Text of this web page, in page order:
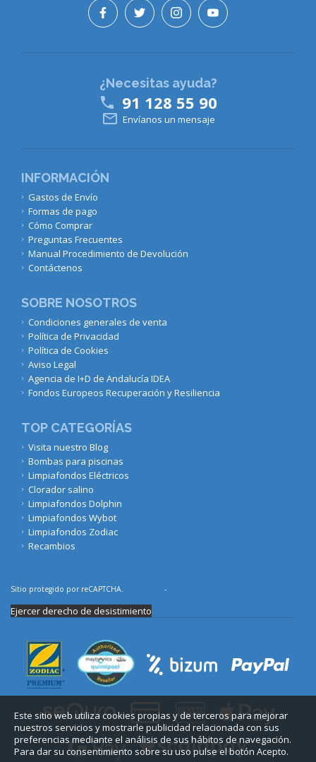
INFORMACIÓN
Gastos de Envío
Formas de pago
Cómo Comprar
Preguntas Frecuentes
Manual Procedimiento de Devolución
Contáctenos
SOBRE NOSOTROS
Condiciones generales de venta
Política de Privacidad
Política de Cookies
Aviso Legal
Agencia de I+D de Andalucía IDEA
Fondos Europeos Recuperación y Resiliencia
TOP CATEGORÍAS
Visita nuestro Blog
Bombas para piscinas
Limpiafondos Eléctricos
Clorador salino
Limpiafondos Dolphin
Limpiafondos Wybot
Limpiafondos Zodiac
Recambios
¿Necesitas ayuda?
 91 128 55 90
 Envíanos un mensaje
Este sitio web utiliza cookies propias y de terceros para mejorar
nuestros servicios y mostrarle publicidad relacionada con sus
preferencias mediante el análisis de sus hábitos de navegación.
Para dar su consentimiento sobre su uso pulse el botón Acepto.
Sitio protegido por reCAPTCHA. -
Ejercer derecho de desistimiento